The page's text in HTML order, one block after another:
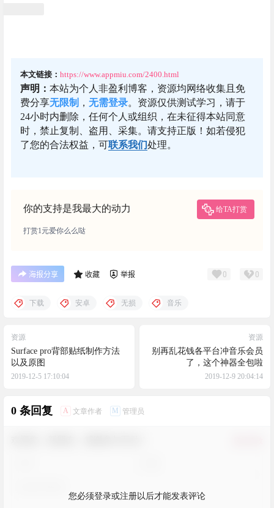
本文链接： https://www.appmiu.com/2400.html
声明： 本站为个人非盈利博客，资源均网络收集且免
费分享无限制 ， 无需登录。资源仅供测试学习，请于
24小时内删除，任何个人或组织，在未征得本站同意
时，禁止复制、盗用、采集。请支持正版！如若侵犯
了您的合法权益，可联系我们处理。
你的支持是我最大的动力 给TA打赏
打赏1元爱你么么哒
海报分享 收藏 举报 0 0
下载 安卓 无损 音乐
资源
Surface pro背部贴纸制作方法
以及原图
2019-12-5 17:10:04
资源
别再乱花钱各平台冲音乐会员
了，这个神器全包啦
2019-12-9 20:04:14
0 条回复 A 文章作者 M 管理员
您必须登录或注册以后才能发表评论